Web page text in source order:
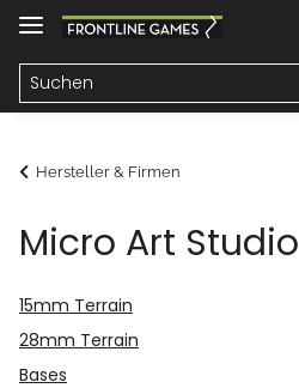
Hersteller & Firmen
Micro Art Studio
15mm Terrain
28mm Terrain
Bases